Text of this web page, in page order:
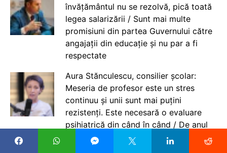
învățământul nu se rezolvă, pică toată
legea salarizării / Sunt mai multe
promisiuni din partea Guvernului către
angajații din educație și nu par a fi
respectate
Aura Stănculescu, consilier școlar:
Meseria de profesor este un stres
continuu și unii sunt mai puțini
rezistenți. Este necesară o evaluare
psihiatrică din când în când / De anul
școlar viitor evaluarea este obligatorie